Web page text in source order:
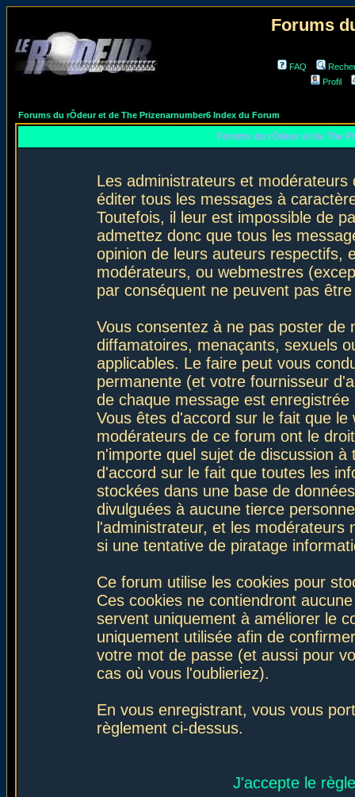
Forums
FAQ
Profil
Forums du rÔdeur et de The Prizenarnumber6 Index du Forum
Forums du rÔdeur et de The
Les administrateurs et
éditer tous les messages à
Toutefois, il leur est impossible de
admettez donc que tous les
opinion de leurs auteurs respectifs,
modérateurs, ou webmestres
par conséquent ne peuvent pas
Vous consentez à ne pas poster de
diffamatoires, menaçants, sexuels
applicables. Le faire peut vous
permanente (et votre fournisseur
de chaque message est
Vous êtes d'accord sur le fait que
modérateurs de ce forum ont le
n'importe quel sujet de discussion
d'accord sur le fait que toutes les
stockées dans une base de
divulguées à aucune tierce
l'administrateur, et les
si une tentative de piratage
Ce forum utilise les cookies pour
Ces cookies ne contiendront
servent uniquement à améliorer le
uniquement utilisée afin de
votre mot de passe (et aussi pour
cas où vous l'oublieriez).
En vous enregistrant, vous vous
règlement ci-dessus.
J'accepte le